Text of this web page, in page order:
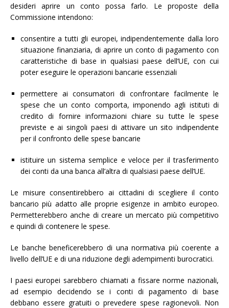
desideri aprire un conto possa farlo. Le proposte della
Commissione intendono:
consentire a tutti gli europei, indipendentemente dalla loro
situazione finanziaria, di aprire un conto di pagamento con
caratteristiche di base in qualsiasi paese dell’UE, con cui
poter eseguire le operazioni bancarie essenziali
permettere ai consumatori di confrontare facilmente le
spese che un conto comporta, imponendo agli istituti di
credito di fornire informazioni chiare su tutte le spese
previste e ai singoli paesi di attivare un sito indipendente
per il confronto delle spese bancarie
istituire un sistema semplice e veloce per il trasferimento
dei conti da una banca all’altra di qualsiasi paese dell’UE.
Le misure consentirebbero ai cittadini di scegliere il conto
bancario più adatto alle proprie esigenze in ambito europeo.
Permetterebbero anche di creare un mercato più competitivo
e quindi di contenere le spese.
Le banche beneficerebbero di una normativa più coerente a
livello dell’UE e di una riduzione degli adempimenti burocratici.
I paesi europei sarebbero chiamati a fissare norme nazionali,
ad esempio decidendo se i conti di pagamento di base
debbano essere gratuiti o prevedere spese ragionevoli. Non